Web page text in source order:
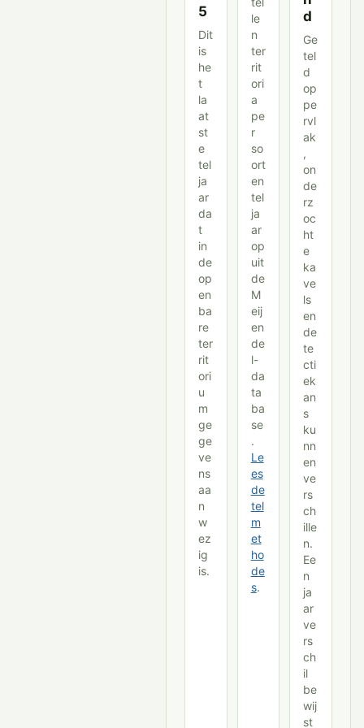
5
Dit
is
he
t
la
at
st
e
tel
ja
ar
da
t
in
de
op
en
ba
re
ter
rit
ori
u
m
ge
ge
ve
ns
aa
n
w
ez
ig
is.
le
n
ter
rit
ori
a
pe
r
so
ort
en
tel
ja
ar
op
uit
de
M
eij
en
de
l-
da
ta
ba
se
.
Le
es
de
tel
m
et
ho
de
s.
d
Ge
tel
d
op
pe
rvl
ak
,
on
de
rz
oc
ht
e
ka
ve
ls
en
de
te
cti
ek
an
s
ku
nn
en
ve
rs
ch
ille
n.
Ee
n
ja
ar
ve
rs
ch
il
be
wij
st